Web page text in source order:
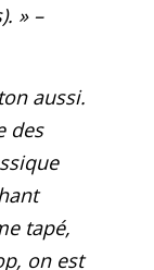
» –
aussi.
des
tapé,
on est